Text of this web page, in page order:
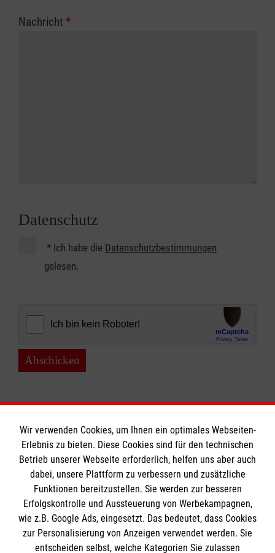
Nachricht *
Datenschutz
* Ich habe die Datenschutzbestimmungen
gelesen.
Abschicken
Informationen
Impressum
Datenschutz
Kontakt
Die Malteser
Wir verwenden Cookies, um Ihnen ein optimales Webseiten-
Erlebnis zu bieten. Diese Cookies sind für den technischen
Betrieb unserer Webseite erforderlich, helfen uns aber auch
dabei, unsere Plattform zu verbessern und zusätzliche
Funktionen bereitzustellen. Sie werden zur besseren
Erfolgskontrolle und Aussteuerung von Werbekampagnen,
wie z.B. Google Ads, eingesetzt. Das bedeutet, dass Cookies
zur Personalisierung von Anzeigen verwendet werden. Sie
entscheiden selbst, welche Kategorien Sie zulassen